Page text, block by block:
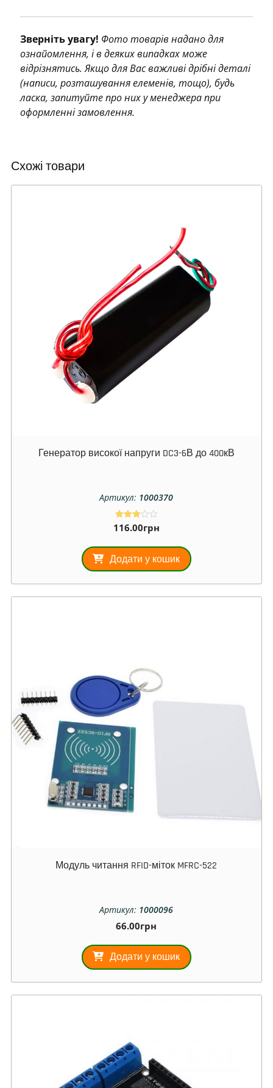
Зверніть увагу! Фото товарів надано для
ознайомлення, і в деяких випадках може
відрізнятись. Якщо для Вас важливі дрібні деталі
(написи, розташування елеменів, тощо), будь
ласка, запитуйте про них у менеджера при
оформленні замовлення.
Схожі товари
Генератор високої напруги DC3-6В до 400кВ
Артикул: 1000370
Оцінен
о в
з 5
116.00грн
Додати у кошик
Модуль читання RFID-міток MFRC-522
Артикул: 1000096
66.00грн
Додати у кошик